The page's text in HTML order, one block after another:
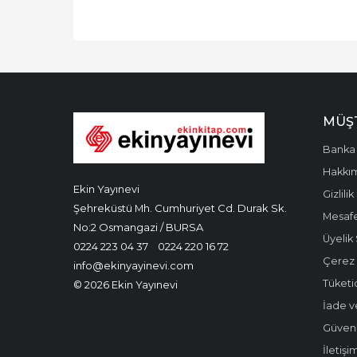
Ekin Yayınevi
Şehreküstü Mh. Cumhuriyet Cd. Durak Sk.
No:2 Osmangazi / BURSA
0224 223 04 37
0224 220 16 72
info@ekinyayinevi.com
© 2026 Ekin Yayınevi
Banka
Gizlilik
Üyelik
Çerez
İade